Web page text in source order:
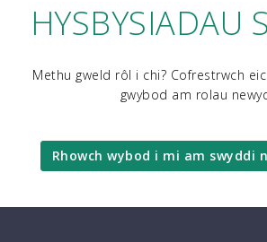
HYSBYSIADAU
Methu gweld rôl i chi? Cofrestrwch
gwybod am rolau
Rhowch wybod i mi am swyddi